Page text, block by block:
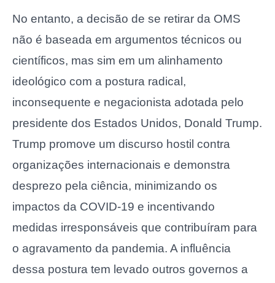
No entanto, a decisão de se retirar da OMS
não é baseada em argumentos técnicos ou
científicos, mas sim em um alinhamento
ideológico com a postura radical,
inconsequente e negacionista adotada pelo
presidente dos Estados Unidos, Donald Trump.
Trump promove um discurso hostil contra
organizações internacionais e demonstra
desprezo pela ciência, minimizando os
impactos da COVID-19 e incentivando
medidas irresponsáveis que contribuíram para
o agravamento da pandemia. A influência
dessa postura tem levado outros governos a